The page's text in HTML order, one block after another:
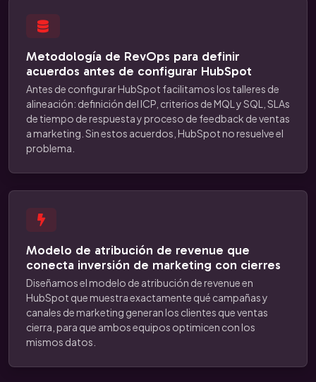
Metodología de RevOps para definir
acuerdos antes de configurar HubSpot
Antes de configurar HubSpot facilitamos los talleres de
alineación: definición del ICP, criterios de MQL y SQL, SLAs
de tiempo de respuesta y proceso de feedback de ventas
a marketing. Sin estos acuerdos, HubSpot no resuelve el
problema.
Modelo de atribución de revenue que
conecta inversión de marketing con cierres
Diseñamos el modelo de atribución de revenue en
HubSpot que muestra exactamente qué campañas y
canales de marketing generan los clientes que ventas
cierra, para que ambos equipos optimicen con los
mismos datos.